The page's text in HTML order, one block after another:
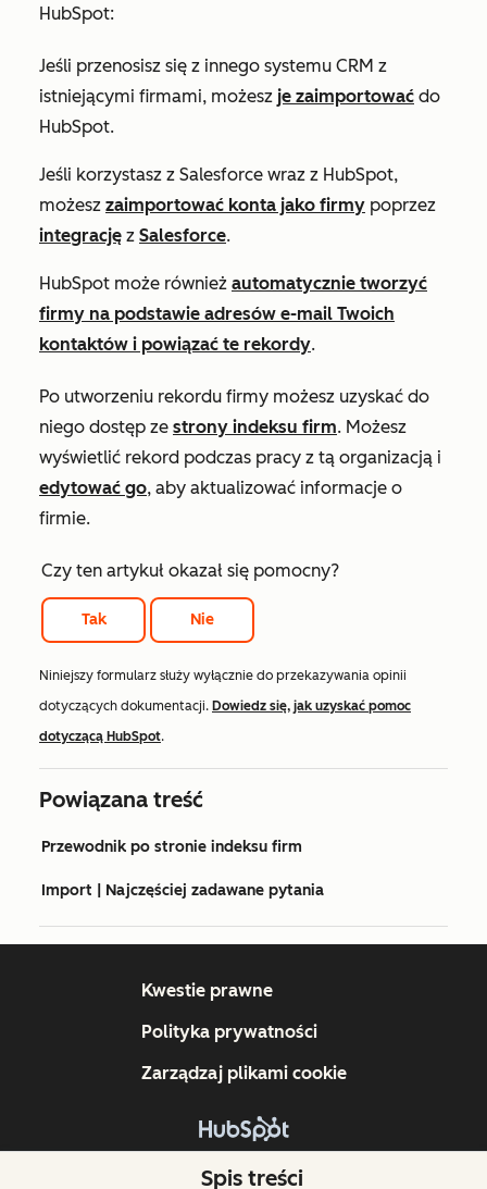
HubSpot:
Jeśli przenosisz się z innego systemu CRM z
istniejącymi firmami, możesz je zaimportować do
HubSpot.
Jeśli korzystasz z Salesforce wraz z HubSpot,
możesz zaimportować konta jako firmy poprzez
integrację z Salesforce.
HubSpot może również automatycznie tworzyć
firmy na podstawie adresów e-mail Twoich
kontaktów i powiązać te rekordy.
Po utworzeniu rekordu firmy możesz uzyskać do
niego dostęp ze strony indeksu firm. Możesz
wyświetlić rekord podczas pracy z tą organizacją i
edytować go, aby aktualizować informacje o
firmie.
Czy ten artykuł okazał się pomocny?
Tak Nie
Niniejszy formularz służy wyłącznie do przekazywania opinii
dotyczących dokumentacji. Dowiedz się, jak uzyskać pomoc
dotyczącą HubSpot.
Powiązana treść
Przewodnik po stronie indeksu firm
Import | Najczęściej zadawane pytania
Spis treści
Copyright © 2026 HubSpot, Inc.
Kwestie prawne
Polityka prywatności
Zarządzaj plikami cookie